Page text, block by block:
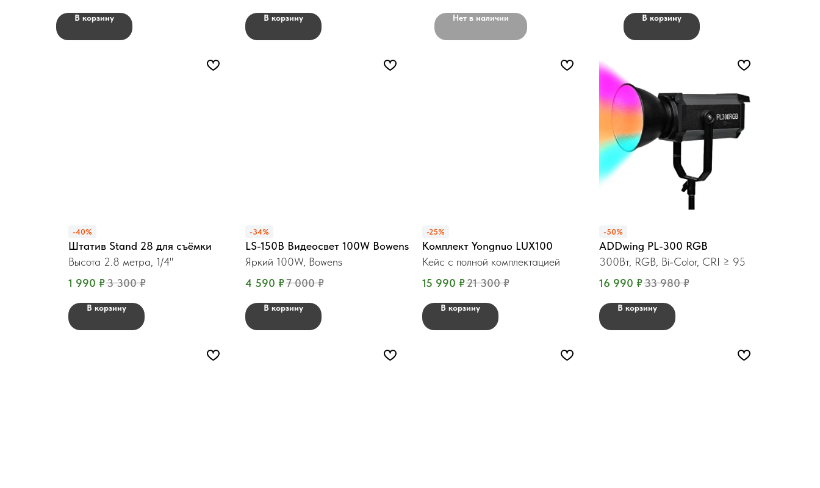
В корзину В корзину Нет в наличии В корзину
-40%
Штатив Stand 28 для съёмки
Высота 2.8 метра, 1/4"
1 990 ₽3 300 ₽
В корзину
-34%
LS-150B Видеосвет 100W Bowens
Яркий 100W, Bowens
4 590 ₽7 000 ₽
В корзину
-25%
Комплект Yongnuo LUX100
Кейс с полной комплектацией
15 990 ₽21 300 ₽
В корзину
-50%
ADDwing PL-300 RGB
300Вт, RGB, Bi-Color, CRI ≥ 95
16 990 ₽33 980 ₽
В корзину